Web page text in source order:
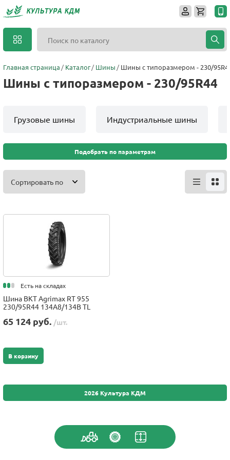
Главная страница Каталог Шины Шины с типоразмером - 230/
Шины с типоразмером - 230/95R44
Грузовые шины Индустриальные шины
Подобрать по параметрам
Сортировать по
Есть на складах
Шина BKT Agrimax RT 955
230/95R44 134A8/134B TL
65 124 руб. /шт.
В корзину
2026 Культура КДМ